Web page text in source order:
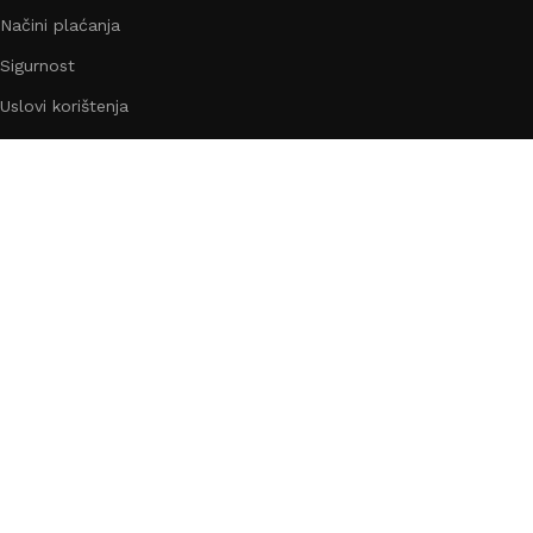
Načini plaćanja
Sigurnost
Uslovi korištenja
Kolačići